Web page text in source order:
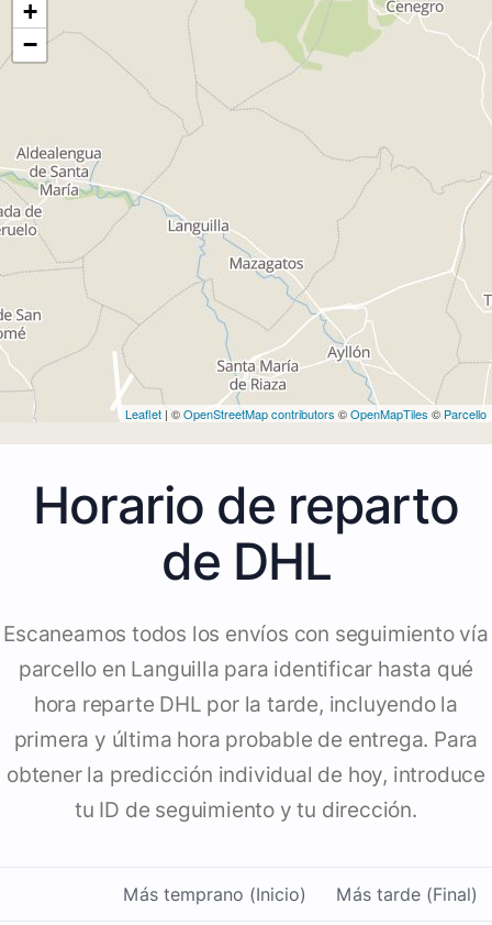
+
−
Leaflet | ©OpenStreetMap contributors ©OpenMapTiles © Parcello
Horario de reparto
de DHL
Escaneamos todos los envíos con seguimiento vía
parcello en Languilla para identificar hasta qué
hora reparte DHL por la tarde, incluyendo la
primera y última hora probable de entrega. Para
obtener la predicción individual de hoy, introduce
tu ID de seguimiento y tu dirección.
Más temprano (Inicio) Más tarde (Final)